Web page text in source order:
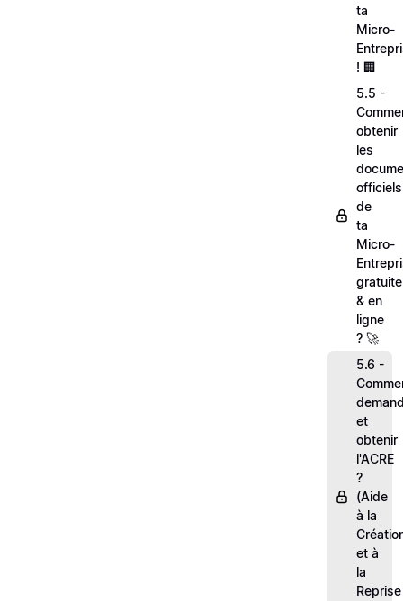
ta
Micro-
! 🏢
5.5 -
obtenir
les
officiels
de
ta
Micro-
& en
ligne
? 🚀
5.6 -
et
obtenir
l'ACRE
?
(Aide
à la
et à
la
Reprise